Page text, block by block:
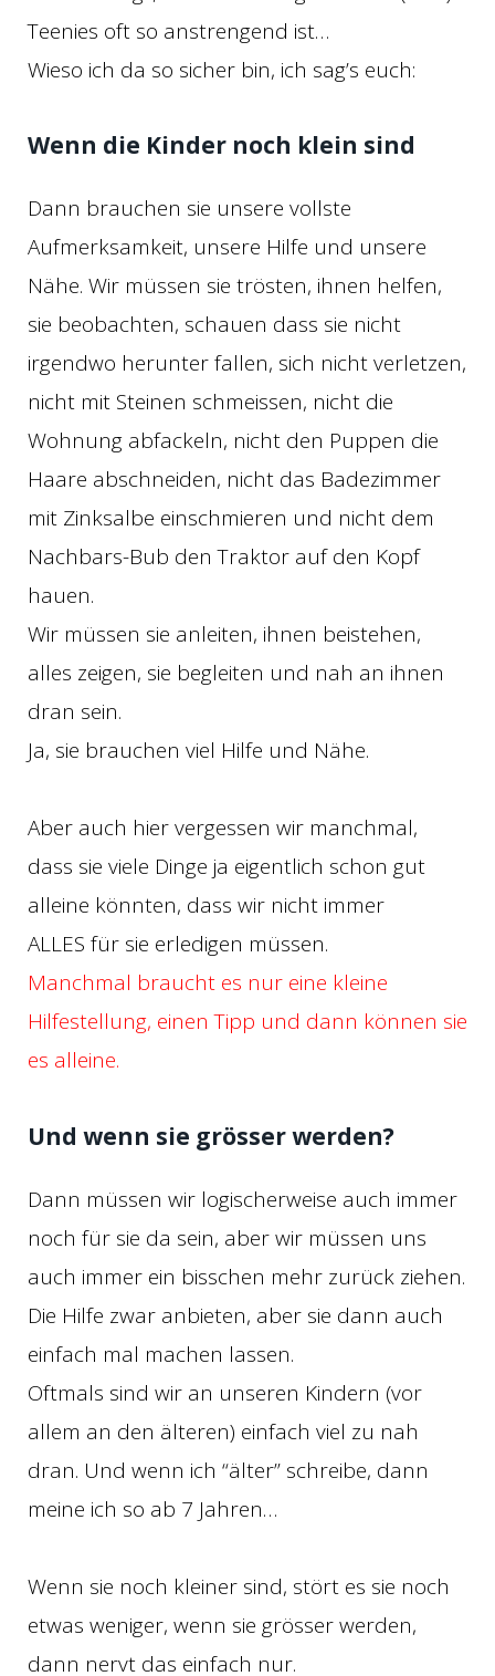
Teenies oft so anstrengend ist…
Wieso ich da so sicher bin, ich sag’s euch:
Wenn die Kinder noch klein sind
Dann brauchen sie unsere vollste
Aufmerksamkeit, unsere Hilfe und unsere
Nähe. Wir müssen sie trösten, ihnen helfen,
sie beobachten, schauen dass sie nicht
irgendwo herunter fallen, sich nicht verletzen,
nicht mit Steinen schmeissen, nicht die
Wohnung abfackeln, nicht den Puppen die
Haare abschneiden, nicht das Badezimmer
mit Zinksalbe einschmieren und nicht dem
Nachbars-Bub den Traktor auf den Kopf
hauen.
Wir müssen sie anleiten, ihnen beistehen,
alles zeigen, sie begleiten und nah an ihnen
dran sein.
Ja, sie brauchen viel Hilfe und Nähe.
Aber auch hier vergessen wir manchmal,
dass sie viele Dinge ja eigentlich schon gut
alleine könnten, dass wir nicht immer
ALLES für sie erledigen müssen.
Manchmal braucht es nur eine kleine
Hilfestellung, einen Tipp und dann können sie
es alleine.
Und wenn sie grösser werden?
Dann müssen wir logischerweise auch immer
noch für sie da sein, aber wir müssen uns
auch immer ein bisschen mehr zurück ziehen.
Die Hilfe zwar anbieten, aber sie dann auch
einfach mal machen lassen.
Oftmals sind wir an unseren Kindern (vor
allem an den älteren) einfach viel zu nah
dran. Und wenn ich “älter” schreibe, dann
meine ich so ab 7 Jahren…
Wenn sie noch kleiner sind, stört es sie noch
etwas weniger, wenn sie grösser werden,
dann nervt das einfach nur.